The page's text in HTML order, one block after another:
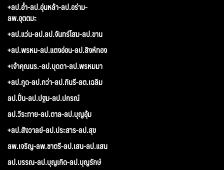
+ลป.อ่ำ-ลป.อุ่นหล้า-ลป.อร่าม-
ลพ.อุตตมะ
+ลป.แว่น-ลป.ลป.จันทร์โสม-ลป.ขาน
+ลป.พรหม-ลป.แตงอ่อน-ลป.สิงห์ทอง
+เจ้าคุณนร.-ลป.บุดดา-ลป.พรหมมา
+ลป.กูด-ลป.กว่า-ลป.กินรี-ลต.เฉลิม
ลป.ปั่น-ลป.ปฐม-ลป.ปกรณ์
ลป.วีระทาย-ลป.ตาล-ลป.บุญอุ้ม
+ลป.สังวาลย์-ลป.ประสาร-ลป.สุข
ลพ.เจริญ-ลพ.ชาตรี-ลป.เสน-ลป.แสน
ลป.บรรณ-ลป.บุญเกิด-ลป.บุญรักษ์